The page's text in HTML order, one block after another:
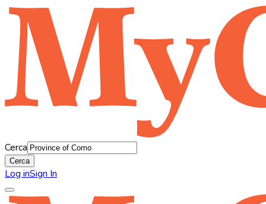
Cerca
Cerca
Log inSign In